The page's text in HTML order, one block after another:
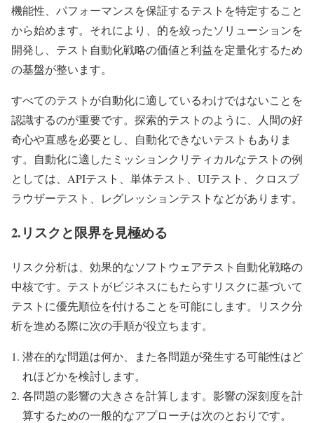
機能性、パフォーマンスを保証するテストを特定すること
から始めます。それにより、的を絞ったソリューションを
開発し、テスト自動化戦略の価値と利益を定量化するため
の基盤が整います。
すべてのテストが自動化に適しているわけではないことを
認識するのが重要です。探索的テストのように、人間の好
奇心や直感を必要とし、自動化できないテストもありま
す。自動化に適したミッションクリティカルなテストの例
としては、APIテスト、単体テスト、UIテスト、クロスブ
ラウザーテスト、レグレッションテストなどがあります。
2.リスクと限界を見極める
リスク分析は、効果的なソフトウェアテスト自動化戦略の
中核です。テストがビジネスにもたらすリスクに基づいて
テストに優先順位を付けることを可能にします。リスク分
析を進める際に次の手順が役立ちます。
潜在的な問題は何か、また各問題が発生する可能性はど
れほどかを検討します。
各問題の影響の大きさを計算します。影響の深刻度を計
算するための一般的なアプローチは次のとおりです。